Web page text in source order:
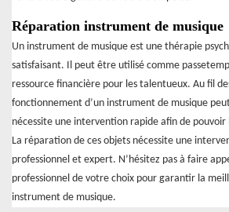
Réparation instrument de musique
Un instrument de musique est une thérapie
satisfaisant. Il peut être utilisé comme
ressource financière pour les talentueux. Au fil
fonctionnement d’un instrument de musique
nécessite une intervention rapide afin de
La réparation de ces objets nécessite une
professionnel et expert. N’hésitez pas à faire
professionnel de votre choix pour garantir la
instrument de musique.